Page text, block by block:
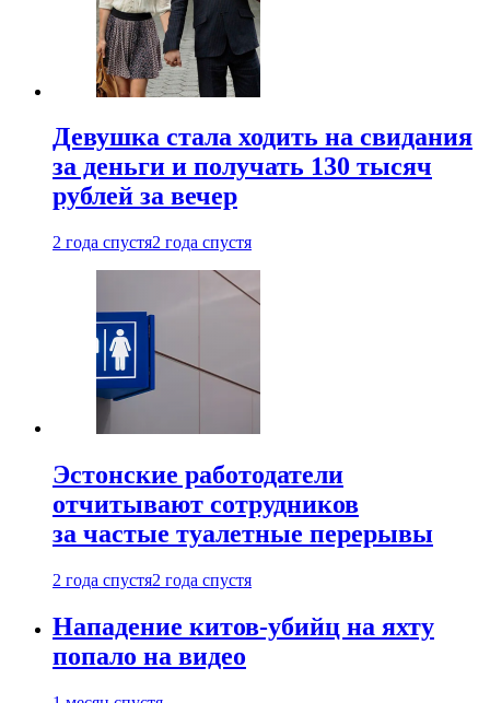
Девушка стала ходить на свидания
за деньги и получать 130 тысяч
рублей за вечер
2 года спустя2 года спустя
Эстонские работодатели
отчитывают сотрудников
за частые туалетные перерывы
2 года спустя2 года спустя
Нападение китов-убийц на яхту
попало на видео